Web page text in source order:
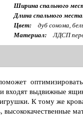
Ширина спального
Длина спального
Цвет:
дуб сонома,
Материал:
ЛДСП
входят выдвижные
К тому же